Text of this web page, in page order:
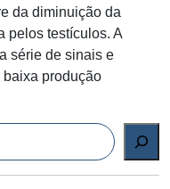
da diminuição da
pelos testículos. A
série de sinais e
produção